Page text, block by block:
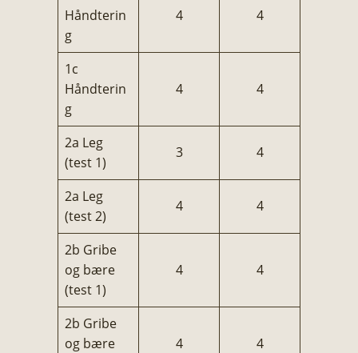
Håndterin
g
4 4
1c
Håndterin
g
4 4
2a Leg
(test 1)
3 4
2a Leg
(test 2)
4 4
2b Gribe
og bære
(test 1)
4 4
2b Gribe
og bære
4 4